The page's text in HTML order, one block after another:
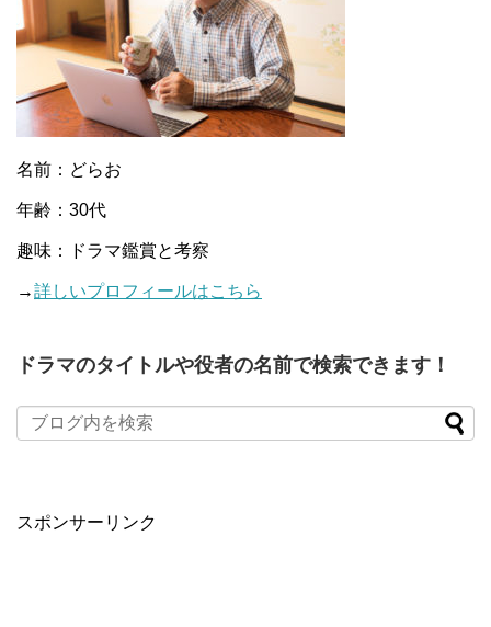
名前：どらお
年齢：30代
趣味：ドラマ鑑賞と考察
→詳しいプロフィールはこちら
ドラマのタイトルや役者の名前で検索できます！
スポンサーリンク